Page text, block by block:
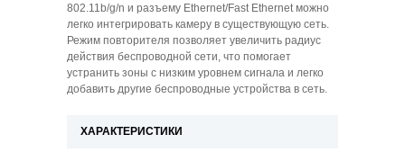
802.11b/g/n и разъему Ethernet/Fast Ethernet можно
легко интегрировать камеру в существующую сеть.
Режим повторителя позволяет увеличить радиус
действия беспроводной сети, что помогает
устранить зоны с низким уровнем сигнала и легко
добавить другие беспроводные устройства в сеть.
ХАРАКТЕРИСТИКИ